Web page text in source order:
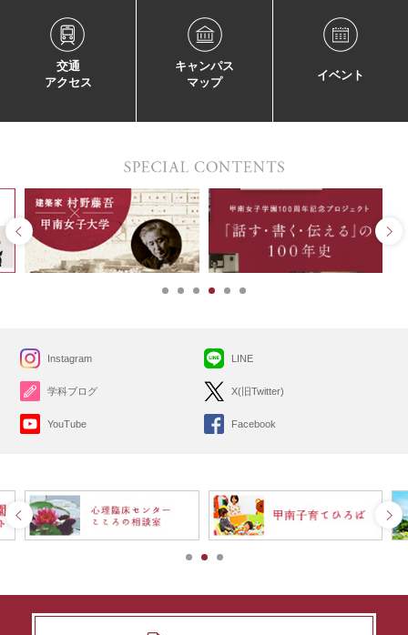
交通
アクセス
キャンパス
マップ
イベント
Instagram
学科ブログ
YouTube
LINE
X(旧Twitter)
Facebook